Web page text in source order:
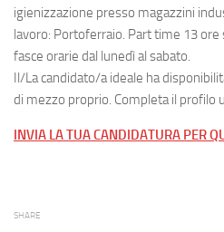
igienizzazione presso magazzini
lavoro: Portoferraio. Part time 13
fasce orarie dal lunedì al sabato.
Il/La candidato/a ideale ha
di mezzo proprio. Completa il profilo
INVIA LA TUA CANDIDATURA PER
SHARE